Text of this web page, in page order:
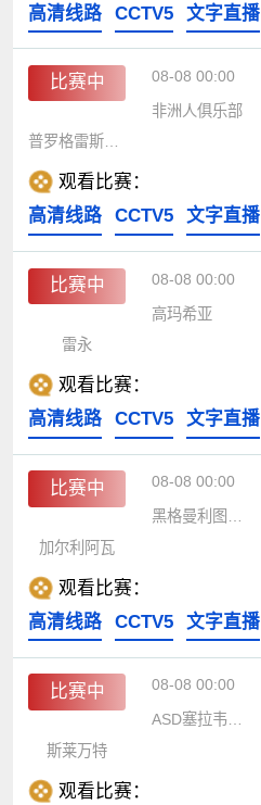
高清线路
CCTV5 文字直播
比赛中 08-08 00:00
非洲人俱乐部
普罗格雷斯沙基特
观看比赛：
高清线路
CCTV5 文字直播
比赛中 08-08 00:00
高玛希亚
雷永
观看比赛：
高清线路
CCTV5 文字直播
比赛中 08-08 00:00
黑格曼利图恩B队
加尔利阿瓦
观看比赛：
高清线路
CCTV5 文字直播
比赛中 08-08 00:00
ASD塞拉韦扎足球
斯莱万特
观看比赛：